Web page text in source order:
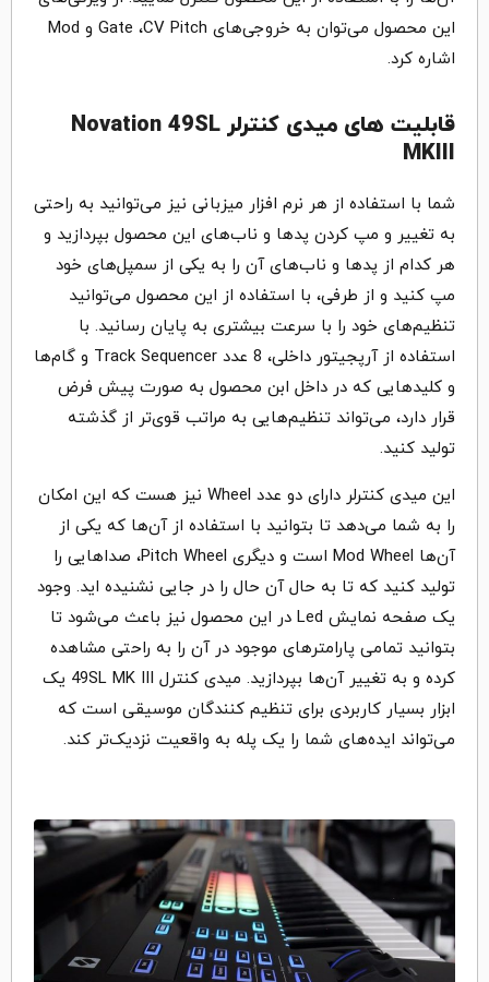
این محصول می‌توان به خروجی‌های Gate ،CV Pitch و Mod
اشاره کرد.
قابلیت های میدی کنترلر Novation 49SL
MKIII
شما با استفاده از هر نرم افزار میزبانی نیز می‌توانید به راحتی
به تغییر و مپ کردن پدها و ناب‌های این محصول بپردازید و
هر کدام از پدها و ناب‌های آن را به یکی از سمپل‌های خود
مپ کنید و از طرفی، با استفاده از این محصول می‌توانید
تنظیم‌های خود را با سرعت بیشتری به پایان رسانید. با
استفاده از آرپجیتور داخلی، 8 عدد Track Sequencer و گام‌ها
و کلیدهایی که در داخل ابن محصول به صورت پیش فرض
قرار دارد، می‌تواند تنظیم‌هایی به مراتب قوی‌تر از گذشته
تولید کنید.
این میدی کنترلر دارای دو عدد Wheel نیز هست که این امکان
را به شما می‌دهد تا بتوانید با استفاده از آن‌ها که یکی از
آن‌ها Mod Wheel است و دیگری Pitch Wheel، صداهایی را
تولید کنید که تا به حال آن حال را در جایی نشنیده اید. وجود
یک صفحه نمایش Led در این محصول نیز باعث می‌شود تا
بتوانید تمامی پارامترهای موجود در آن را به راحتی مشاهده
کرده و به تغییر آن‌ها بپردازید. میدی کنترل 49SL MK III یک
ابزار بسیار کاربردی برای تنظیم کنندگان موسیقی است که
می‌تواند ایده‌های شما را یک پله به واقعیت نزدیک‌تر کند.